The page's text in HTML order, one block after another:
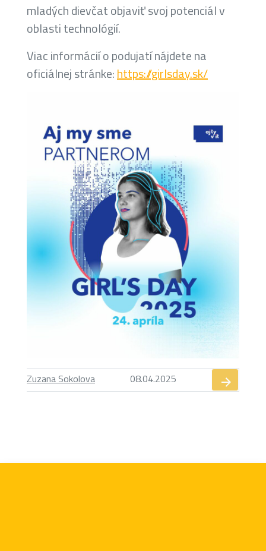
mladých dievčat objaviť svoj potenciál v
oblasti technológií.
Viac informácií o podujatí nájdete na
oficiálnej stránke:https://girlsday.sk/
Zuzana Sokolova 08.04.2025